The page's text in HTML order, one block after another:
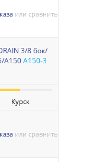
или сравнить
3/8 бок/
A150A150-3
Курск
или сравнить